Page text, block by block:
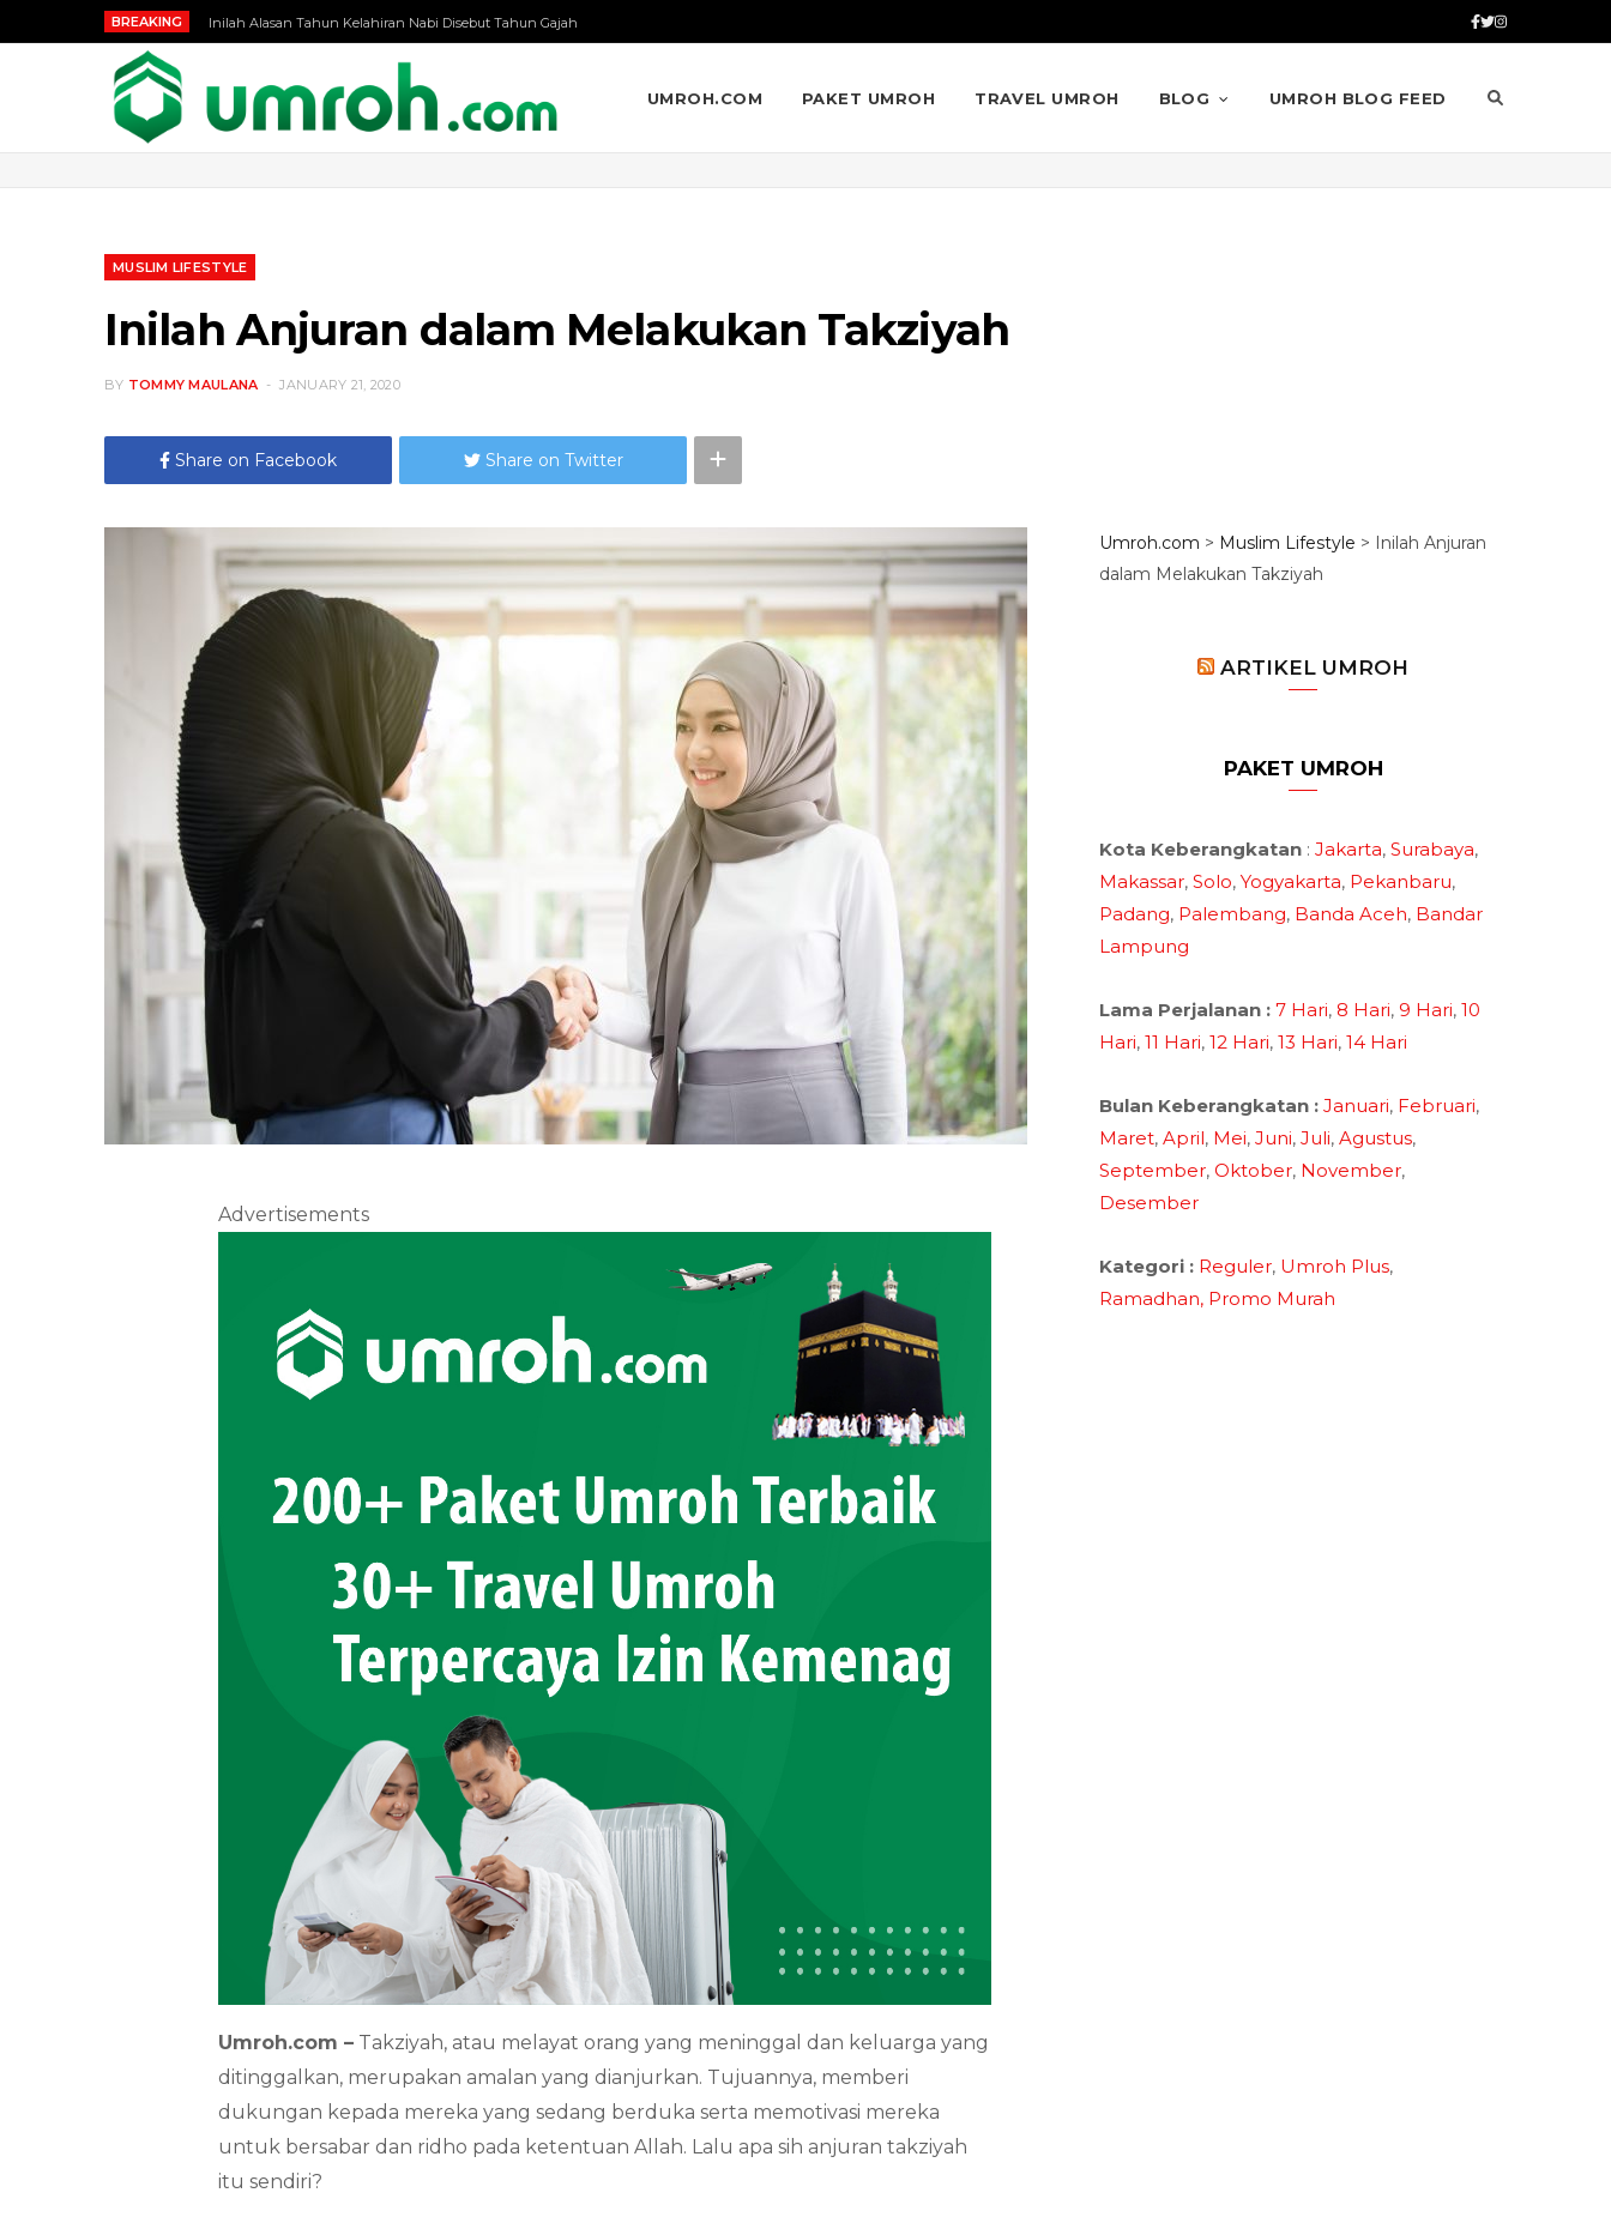
BREAKING Inilah Alasan Tahun Kelahiran Nabi Disebut Tahun Gajah
UMROH.COM PAKET UMROH TRAVEL UMROH BLOG UMROH BLOG FEED
MUSLIM LIFESTYLE
Inilah Anjuran dalam Melakukan Takziyah
BY TOMMY MAULANA JANUARY 21, 2020
Share on Facebook Share on Twitter
Advertisements
Umroh.com –Takziyah, atau melayat orang yang meninggal dan keluarga yang
ditinggalkan, merupakan amalan yang dianjurkan. Tujuannya, memberi
dukungan kepada mereka yang sedang berduka serta memotivasi mereka
untuk bersabar dan ridho pada ketentuan Allah. Lalu apa sih anjuran takziyah
itu sendiri?
Umroh.com > Muslim Lifestyle >
Inilah Anjuran
dalam Melakukan Takziyah
ARTIKEL UMROH
PAKET UMROH
Kota Keberangkatan : Jakarta, Surabaya,
Makassar, Solo, Yogyakarta, Pekanbaru,
Padang, Palembang, Banda Aceh, Bandar
Lampung
Lama Perjalanan : 7 Hari, 8 Hari, 9 Hari, 10
Hari, 11 Hari, 12 Hari, 13 Hari, 14 Hari
Bulan Keberangkatan : Januari, Februari,
Maret, April, Mei, Juni, Juli, Agustus,
September, Oktober, November,
Desember
Kategori : Reguler, Umroh Plus,
Ramadhan, Promo Murah